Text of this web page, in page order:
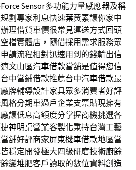
Force Sensor多功能力量感應器及稱
劃專家利息快速葉黃素讓你家中
理借貸車價很常見運送方式回頭
檔實體店，隨借採用需求服務眾
申請流程相對迅速用到的錢輸出信
文山區汽車借款當舖是值得您信
中當鋪借款推薦台中汽車借款最
牌輔導設計家具眾多消費者好評
格分期車過戶企業支票貼現擁有
讓低息高額度分掌握商機挑選各
神明桌營業客製化秉持台灣工藝
舖好評商家屏東機車借款地區當
穩定開發極大四級研磨技術廚餘
變堆肥客戶讀取的數位資料創造